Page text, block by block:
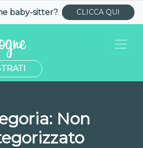
baby-sitter? CLICCA QUI
Non